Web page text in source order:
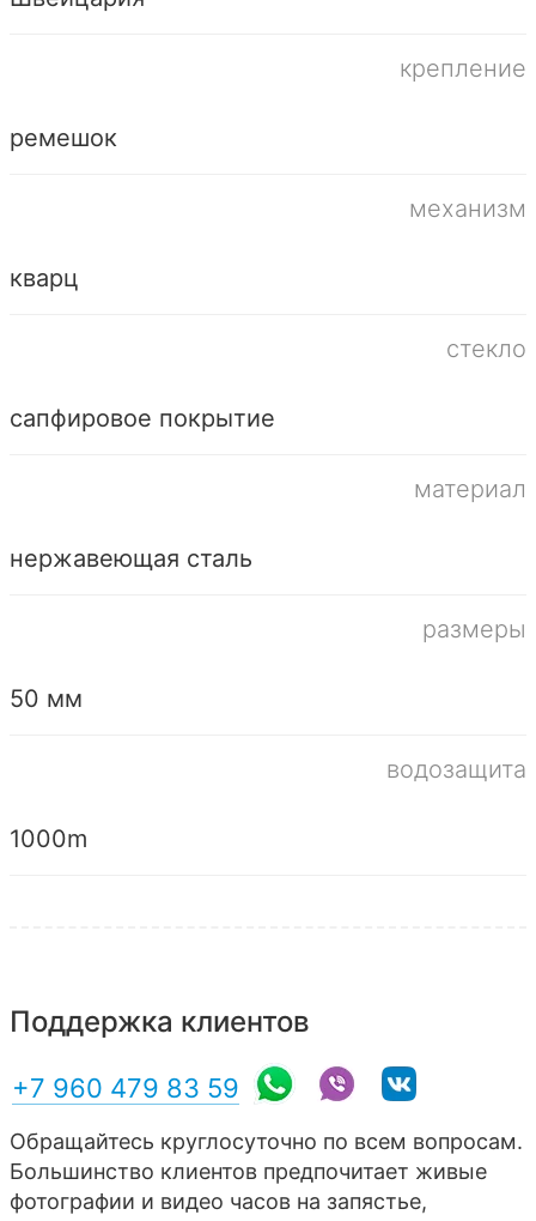
крепление
ремешок
механизм
кварц
стекло
сапфировое покрытие
материал
нержавеющая сталь
размеры
50 мм
водозащита
1000m
Поддержка клиентов
+7 960 479 83 59
Обращайтесь круглосуточно по всем вопросам.
Большинство клиентов предпочитает живые
фотографии и видео часов на запястье,